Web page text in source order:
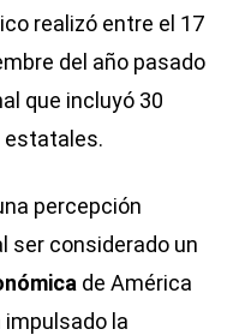
realizó entre el 17
del año pasado
que incluyó 30
estatales.
percepción
ser considerado un
de América
la